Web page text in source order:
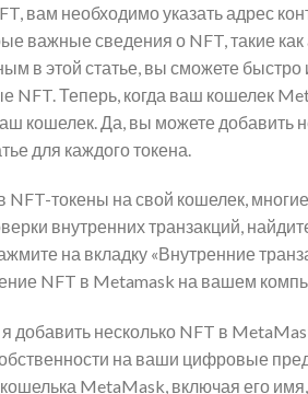
вам необходимо указать адрес
важные сведения о NFT, такие
в этой статье, вы сможете быстро
NFT. Теперь, когда ваш кошелек
кошелек. Да, вы можете добавить
для каждого токена.
NFT-токены на свой кошелек,
внутренних транзакций,
на вкладку «Внутренние
NFT в Metamask на вашем
добавить несколько NFT в
на ваши цифровые
MetaMask, включая его